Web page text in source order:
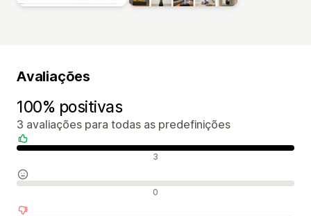
Avaliações
100% positivas
3 avaliações para todas as predefinições
Avaliações positivas 3
Avaliações neutras 0